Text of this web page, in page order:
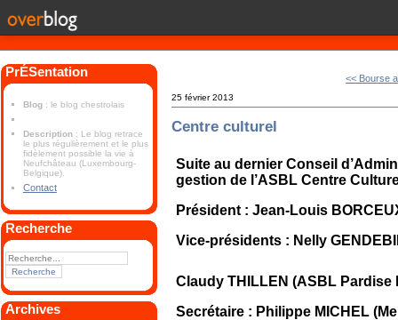
PrÉSentation
Blog : le blog chestrolais
Description : Le blog retrace
le plus régulièrement et le plus
fidèlement possible la vie à
Neufchâteau (Luxembourg-
Belgique).
Contact
Recherche
Archives
<< Bourse
25 février 2013
Centre culturel
Suite au dernier Conseil
gestion de l’ASBL Centre
Président : Jean-Louis
Vice-présidents : Nelly
Claudy THILLEN (ASBL Pardise
Secrétaire : Philippe MICHEL